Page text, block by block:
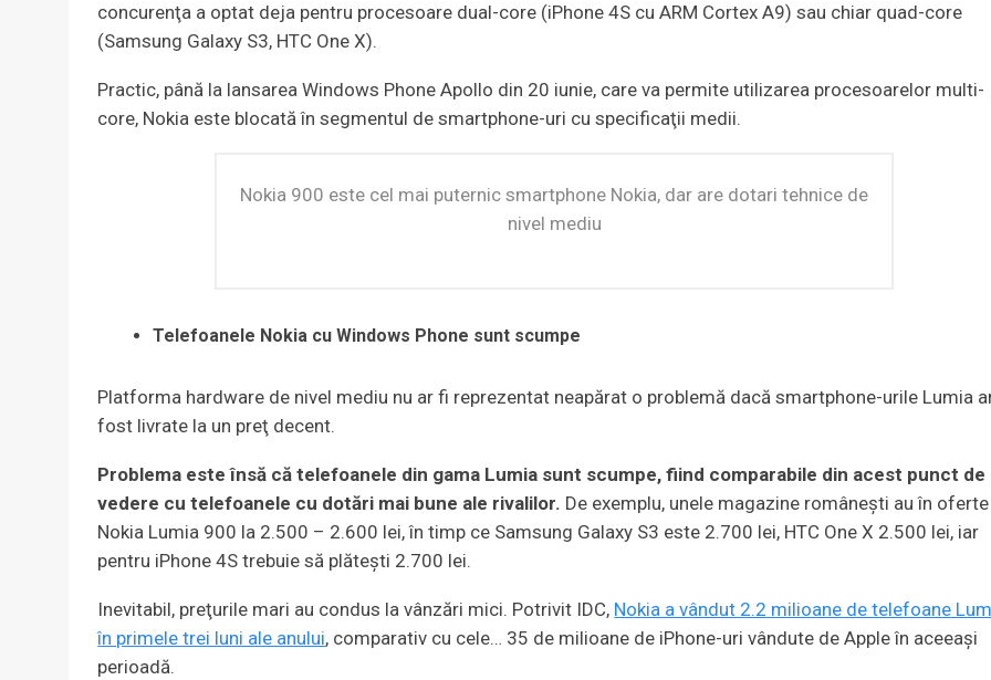
concurenţa a optat deja pentru procesoare dual-core (iPhone 4S cu ARM Cortex A9) sau chiar quad-core
(Samsung Galaxy S3, HTC One X).
Practic, până la lansarea Windows Phone Apollo din 20 iunie, care va permite utilizarea procesoarelor multi-
core, Nokia este blocată în segmentul de smartphone-uri cu specificaţii medii.
Nokia 900 este cel mai puternic smartphone Nokia, dar are dotari tehnice de
nivel mediu
Telefoanele Nokia cu Windows Phone sunt scumpe
Platforma hardware de nivel mediu nu ar fi reprezentat neapărat o problemă dacă smartphone-urile Lumia
fost livrate la un preţ decent.
Problema este însă că telefoanele din gama Lumia sunt scumpe, fiind comparabile din acest punct de
vedere cu telefoanele cu dotări mai bune ale rivalilor. De exemplu, unele magazine româneşti au în oferte
Nokia Lumia 900 la 2.500 – 2.600 lei, în timp ce Samsung Galaxy S3 este 2.700 lei, HTC One X 2.500 lei, iar
pentru iPhone 4S trebuie să plăteşti 2.700 lei.
Inevitabil, preţurile mari au condus la vânzări mici. Potrivit IDC, Nokia a vândut 2.2 milioane de telefoane
în primele trei luni ale anului, comparativ cu cele… 35 de milioane de iPhone-uri vândute de Apple în aceeaşi
perioadă.